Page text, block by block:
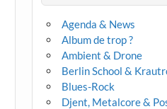
Agenda & News
Album de trop ?
Ambient & Drone
Berlin School &
Blues-Rock
Djent, Metalcore &